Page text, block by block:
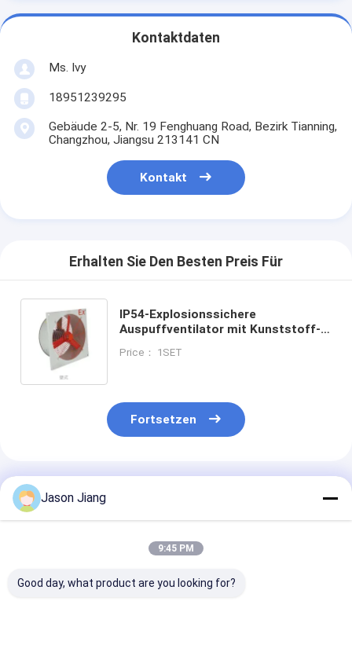
Kontaktdaten
Ms. Ivy
18951239295
Gebäude 2-5, Nr. 19 Fenghuang Road, Bezirk Tianning,
Changzhou, Jiangsu 213141 CN
Kontakt
Erhalten Sie Den Besten Preis Für
IP54-Explosionssichere
Auspuffventilator mit Kunststoff-
Leistung 2,2-12,5 KW Kühlung
Price： 1SET
Fortsetzen
Empfohlene Produkte
Jason Jiang
9:45 PM
Good day, what product are you looking for?